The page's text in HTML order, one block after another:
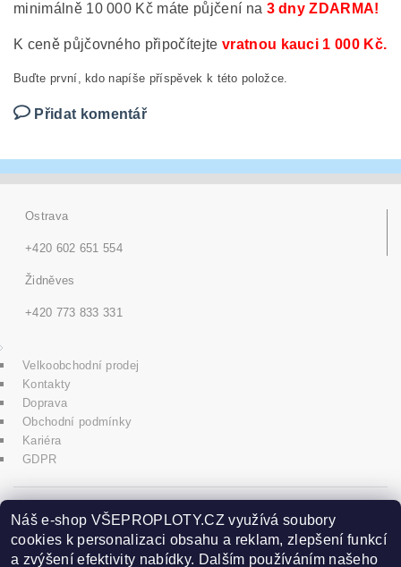
minimálně 10 000 Kč máte půjčení na 3 dny ZDARMA!
K ceně půjčovného připočítejte vratnou kauci 1 000 Kč.
Buďte první, kdo napíše příspěvek k této položce.
Přidat komentář
Ostrava
+420 602 651 554
Židněves
+420 773 833 331
Velkoobchodní prodej
Kontakty
Doprava
Obchodní podmínky
Kariéra
GDPR
icons8.com
Náš e-shop VŠEPROPLOTY.CZ využívá soubory
cookies k personalizaci obsahu a reklam, zlepšení funkcí
a zvýšení efektivity nabídky. Dalším používáním našeho